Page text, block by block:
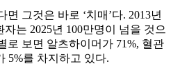
그것은 바로 ‘치매’다. 2013년
는 2025년 100만명이 넘을 것으
로 보면 알츠하이머가 71%, 혈관
5%를 차지하고 있다.